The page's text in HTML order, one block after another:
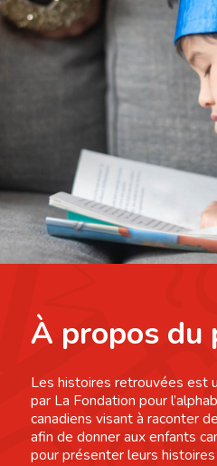
À propos du
Les histoires retrouvées est
par La Fondation pour
canadiens visant à raconter
afin de donner aux enfants
pour présenter leurs